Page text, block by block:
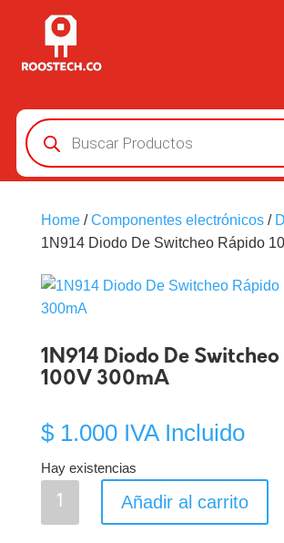
Búsqueda
de
productos
Home/Componentes electrónicos/
1N914 Diodo De Switcheo Rápido
1N914 Diodo De Switcheo
100V 300mA
$1.000 IVA Incluido
Hay existencias
1N914
Añadir al carrito